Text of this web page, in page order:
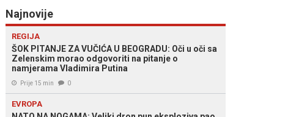
Najnovije
REGIJA
ŠOK PITANJE ZA VUČIĆA U BEOGRADU: Oči u oči sa
Zelenskim morao odgovoriti na pitanje o
namjerama Vladimira Putina
Prije 15 min 0
EVROPA